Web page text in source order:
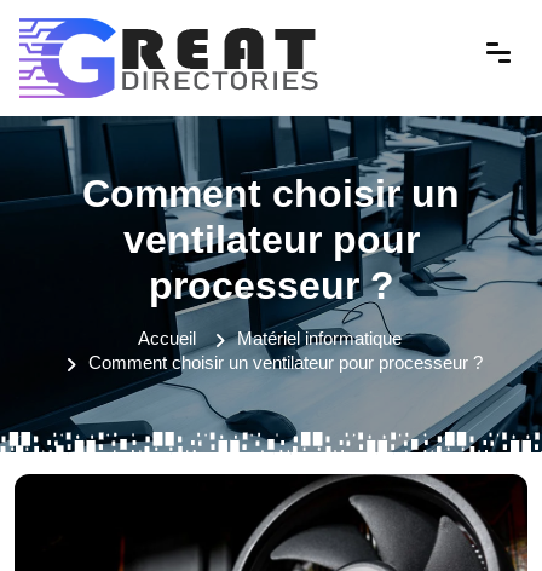
Comment choisir un
ventilateur pour
processeur ?
Accueil
Matériel informatique
Comment choisir un ventilateur pour processeur ?